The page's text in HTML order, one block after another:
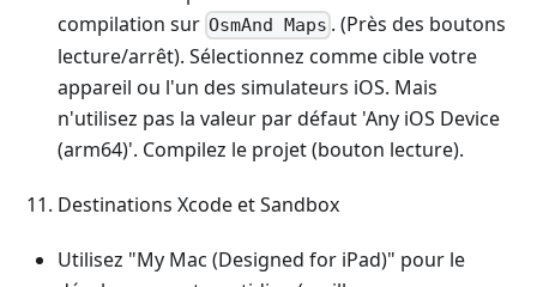
compilation sur OsmAnd Maps . (Près des boutons
lecture/arrêt). Sélectionnez comme cible votre
appareil ou l'un des simulateurs iOS. Mais
n'utilisez pas la valeur par défaut 'Any iOS Device
(arm64)'. Compilez le projet (bouton lecture).
Destinations Xcode et Sandbox
Utilisez "My Mac (Designed for iPad)" pour le